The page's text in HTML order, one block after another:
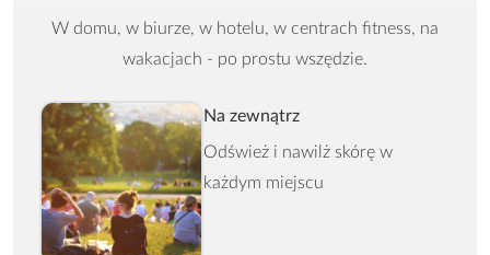
W domu, w biurze, w hotelu, w centrach fitness, na
wakacjach - po prostu wszędzie.
Na zewnątrz
Odśwież i nawilż skórę w
każdym miejscu